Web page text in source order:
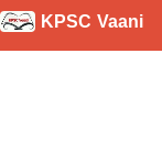
KPSC Vaani